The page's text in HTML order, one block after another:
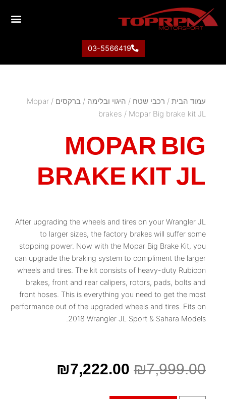
03-5566419
עמוד הבית / רכבי שטח / היגוי ובלימה / ברקסים /
Mopar
brakes / Mopar Big brake kit JL
MOPAR BIG
BRAKE KIT JL
After upgrading the wheels and tires on your Wrangler JL
to larger sizes, the factory brakes will suffer some
stopping power. Now with the Mopar Big Brake Kit, you
can upgrade the braking system to compliment the larger
wheels and tires. The kit consists of heavy-duty Rubicon
brakes, front and rear calipers, rotors, pads, bolts and
front hoses. This is everything you need to get the most
performance out of the upgraded wheels and tires. Fits on
2018 Wrangler JL Sport & Sahara Models.
₪7,999.00
₪7,222.00